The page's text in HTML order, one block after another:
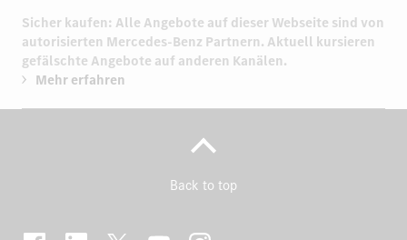
Sicher kaufen: Alle Angebote auf dieser Webseite sind von
autorisierten Mercedes-Benz Partnern. Aktuell kursieren
gefälschte Angebote auf anderen Kanälen.
Mehr erfahren
Back to top